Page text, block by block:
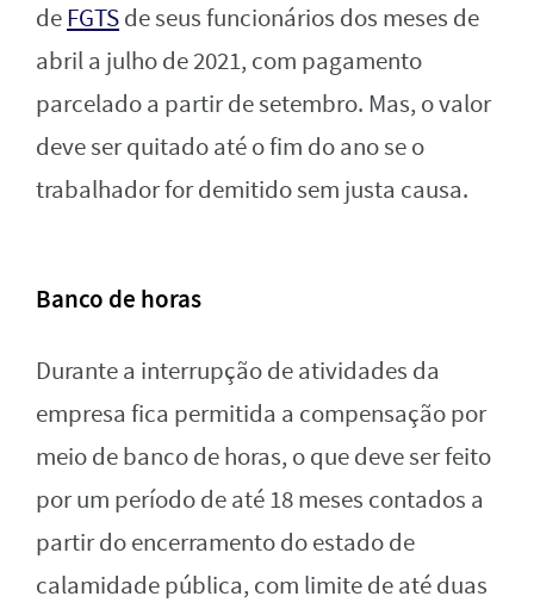
deFGTSde seus funcionários dos meses de
abril a julho de 2021, com pagamento
parcelado a partir de setembro. Mas, o valor
deve ser quitado até o fim do ano se o
trabalhador for demitido sem justa causa.
Banco de horas
Durante a interrupção de atividades da
empresa fica permitida a compensação por
meio de banco de horas, o que deve ser feito
por um período de até 18 meses contados a
partir do encerramento do estado de
calamidade pública, com limite de até duas